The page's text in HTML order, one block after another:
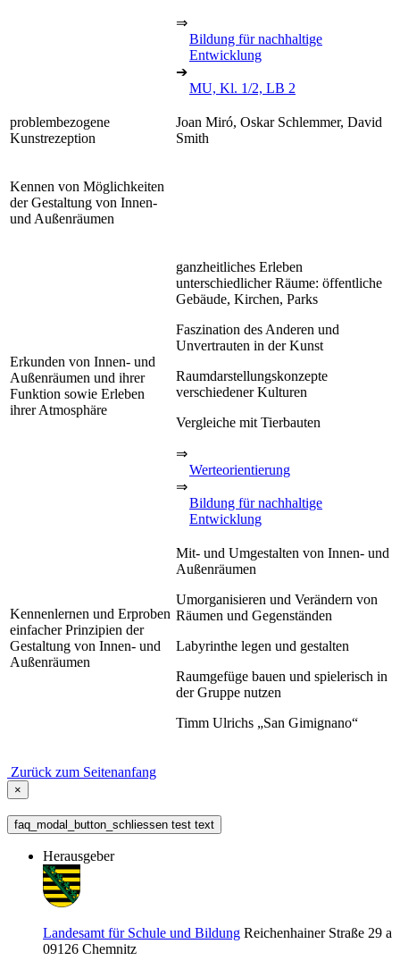
⇒
Bildung für nachhaltige
Entwicklung
➔
MU, Kl. 1/2, LB 2
problembezogene
Kunstrezeption
Joan Miró, Oskar Schlemmer, David
Smith
Kennen von Möglichkeiten
der Gestaltung von Innen-
und Außenräumen
Erkunden von Innen- und
Außenräumen und ihrer
Funktion sowie Erleben
ihrer Atmosphäre
ganzheitliches Erleben
unterschiedlicher Räume: öffentliche
Gebäude, Kirchen, Parks
Faszination des Anderen und
Unvertrauten in der Kunst
Raumdarstellungskonzepte
verschiedener Kulturen
Vergleiche mit Tierbauten
⇒
Werteorientierung
⇒
Bildung für nachhaltige
Entwicklung
Kennenlernen und Erproben
einfacher Prinzipien der
Gestaltung von Innen- und
Außenräumen
Mit- und Umgestalten von Innen- und
Außenräumen
Umorganisieren und Verändern von
Räumen und Gegenständen
Labyrinthe legen und gestalten
Raumgefüge bauen und spielerisch in
der Gruppe nutzen
Timm Ulrichs „San Gimignano“
Zurück zum Seitenanfang
×
faq_modal_button_schliessen test text
Herausgeber
Landesamt für Schule und Bildung Reichenhainer Straße 29 a
09126 Chemnitz